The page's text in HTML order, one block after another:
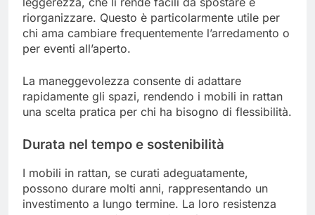
riorganizzare. Questo è particolarmente utile per
chi ama cambiare frequentemente l’arredamento o
per eventi all’aperto.
La maneggevolezza consente di adattare
rapidamente gli spazi, rendendo i mobili in rattan
una scelta pratica per chi ha bisogno di flessibilità.
Durata nel tempo e sostenibilità
I mobili in rattan, se curati adeguatamente,
possono durare molti anni, rappresentando un
investimento a lungo termine. La loro resistenza